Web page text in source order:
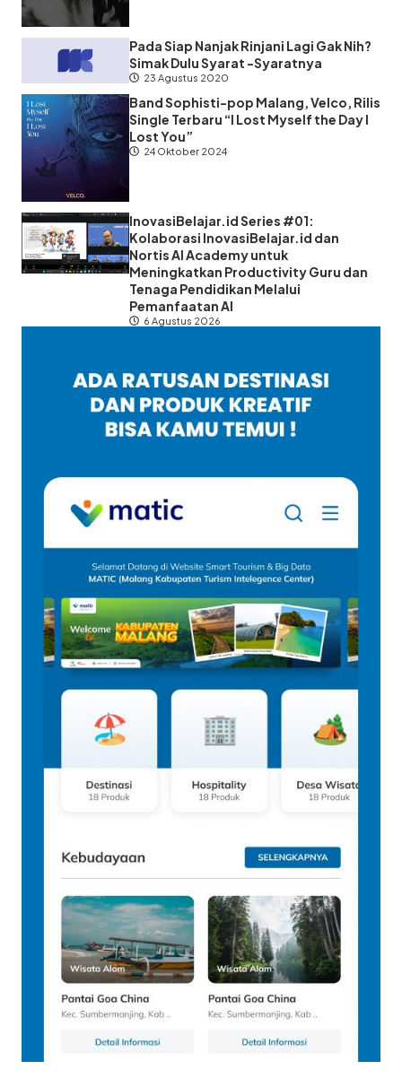
Pada Siap Nanjak Rinjani Lagi Gak Nih?
Simak Dulu Syarat -Syaratnya
23 Agustus 2020
Band Sophisti-pop Malang, Velco, Rilis
Single Terbaru “I Lost Myself the Day I
Lost You”
24 Oktober 2024
InovasiBelajar.id Series #01:
Kolaborasi InovasiBelajar.id dan
Nortis AI Academy untuk
Meningkatkan Productivity Guru dan
Tenaga Pendidikan Melalui
Pemanfaatan AI
6 Agustus 2026